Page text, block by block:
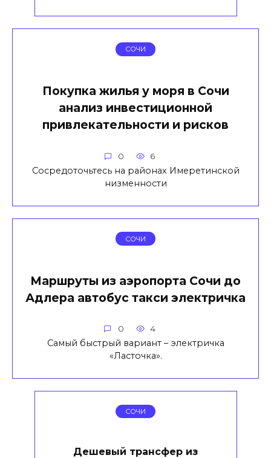
СОЧИ
Покупка жилья у моря в Сочи
анализ инвестиционной
привлекательности и рисков
0 6
Сосредоточьтесь на районах Имеретинской
низменности
СОЧИ
Маршруты из аэропорта Сочи до
Адлера автобус такси электричка
0 4
Самый быстрый вариант – электричка
«Ласточка».
СОЧИ
Дешевый трансфер из